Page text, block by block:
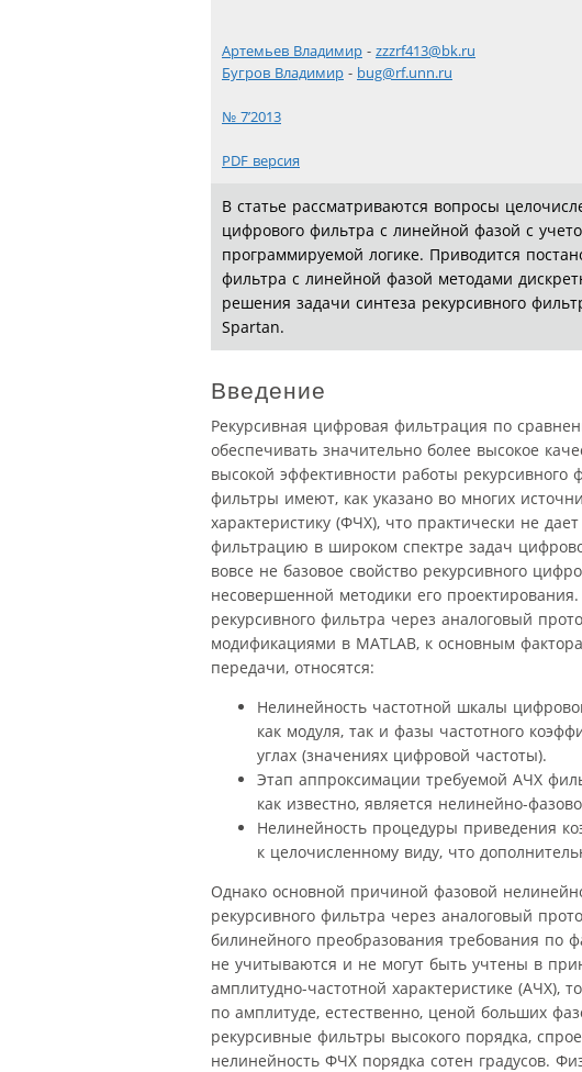
Артемьев Владимир - zzzrf413@bk.ru
Бугров Владимир - bug@rf.unn.ru
№ 7’2013
PDF версия
В статье рассматриваются вопросы
цифрового фильтра с линейной фазой с
программируемой логике. Приводится
фильтра с линейной фазой методами
решения задачи синтеза рекурсивного
Spartan.
Введение
Рекурсивная цифровая фильтрация по
обеспечивать значительно более высокое
высокой эффективности работы
фильтры имеют, как указано во многих
характеристику (ФЧХ), что практически не
фильтрацию в широком спектре задач
вовсе не базовое свойство рекурсивного
несовершенной методики его
рекурсивного фильтра через аналоговый
модификациями в MATLAB, к основным
передачи, относятся:
Нелинейность частотной шкалы
как модуля, так и фазы частотного
углах (значениях цифровой частоты).
Этап аппроксимации требуемой АЧХ
как известно, является нелинейно-
Нелинейность процедуры приведения
к целочисленному виду, что
Однако основной причиной фазовой
рекурсивного фильтра через аналоговый
билинейного преобразования требования по
не учитываются и не могут быть учтены в
амплитудно-частотной характеристике (АЧХ),
по амплитуде, естественно, ценой больших
рекурсивные фильтры высокого порядка,
нелинейность ФЧХ порядка сотен градусов.